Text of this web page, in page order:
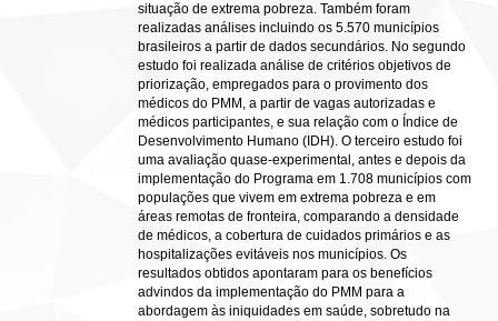
situação de extrema pobreza. Também foram
realizadas análises incluindo os 5.570 municípios
brasileiros a partir de dados secundários. No segundo
estudo foi realizada análise de critérios objetivos de
priorização, empregados para o provimento dos
médicos do PMM, a partir de vagas autorizadas e
médicos participantes, e sua relação com o Índice de
Desenvolvimento Humano (IDH). O terceiro estudo foi
uma avaliação quase-experimental, antes e depois da
implementação do Programa em 1.708 municípios com
populações que vivem em extrema pobreza e em
áreas remotas de fronteira, comparando a densidade
de médicos, a cobertura de cuidados primários e as
hospitalizações evitáveis nos municípios. Os
resultados obtidos apontaram para os benefícios
advindos da implementação do PMM para a
abordagem às iniquidades em saúde, sobretudo na